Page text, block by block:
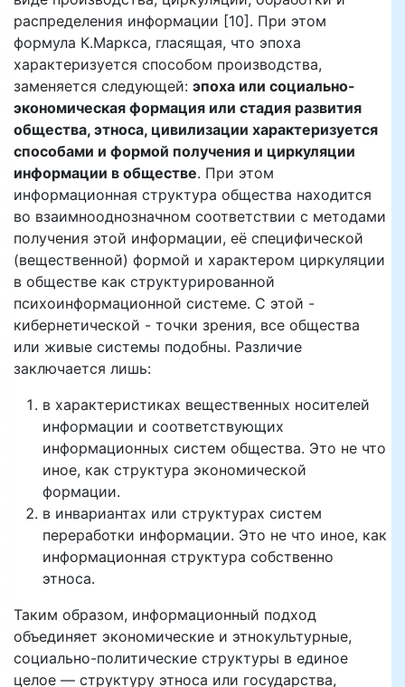
распределения информации [10]. При этом
формула К.Маркса, гласящая, что эпоха
характеризуется способом производства,
заменяется следующей: эпоха или социально-
экономическая формация или стадия развития
общества, этноса, цивилизации характеризуется
способами и формой получения и циркуляции
информации в обществе. При этом
информационная структура общества находится
во взаимнооднозначном соответствии с методами
получения этой информации, её специфической
(вещественной) формой и характером циркуляции
в обществе как структурированной
психоинформационной системе. С этой -
кибернетической - точки зрения, все общества
или живые системы подобны. Различие
заключается лишь:
в характеристиках вещественных носителей
информации и соответствующих
информационных систем общества. Это не что
иное, как структура экономической
формации.
в инвариантах или структурах систем
переработки информации. Это не что иное, как
информационная структура собственно
этноса.
Таким образом, информационный подход
объединяет экономические и этнокультурные,
социально-политические структуры в единое
целое — структуру этноса или государства,